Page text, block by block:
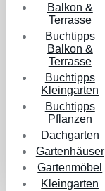
Balkon &
Terrasse
Buchtipps
Balkon &
Terrasse
Buchtipps
Kleingarten
Buchtipps
Pflanzen
Dachgarten
Gartenhäuser
Gartenmöbel
Kleingarten